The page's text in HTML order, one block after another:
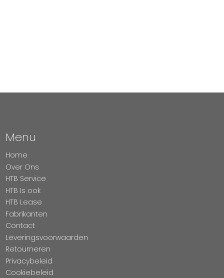
Menu
Home
Over Ons
HTB Service
HTB Is ook
HTB Lease
Fabrikanten
Contact
Leveringsvoorwaarden
Retourneren
Privacybeleid
Cookiebeleid